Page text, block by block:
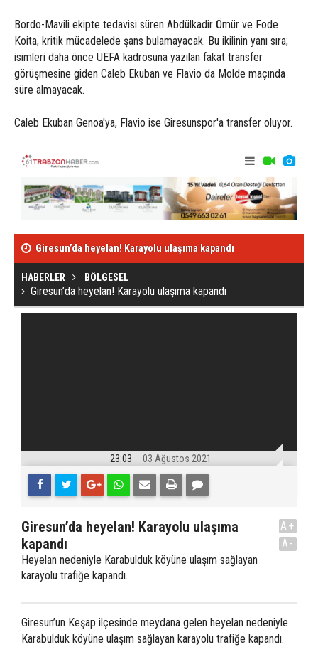
Bordo-Mavili ekipte tedavisi süren Abdülkadir Ömür ve Fode
Koita, kritik mücadelede şans bulamayacak. Bu ikilinin yanı sıra;
isimleri daha önce UEFA kadrosuna yazılan fakat transfer
görüşmesine giden Caleb Ekuban ve Flavio da Molde maçında
süre almayacak.
Caleb Ekuban Genoa'ya, Flavio ise Giresunspor'a transfer oluyor.
Giresun’da heyelan! Karayolu ulaşıma kapandı
HABERLER BÖLGESEL
Giresun’da heyelan! Karayolu ulaşıma kapandı
23:03 03 Ağustos 2021
Giresun’da heyelan! Karayolu ulaşıma
kapandı
Heyelan nedeniyle Karabulduk köyüne ulaşım sağlayan
karayolu trafiğe kapandı.
A+
A-
Giresun’un Keşap ilçesinde meydana gelen heyelan nedeniyle
Karabulduk köyüne ulaşım sağlayan karayolu trafiğe kapandı.